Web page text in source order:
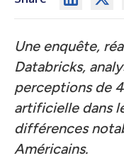
Une enquête,
Databricks,
perceptions de
artificielle dans
différences
Américains.